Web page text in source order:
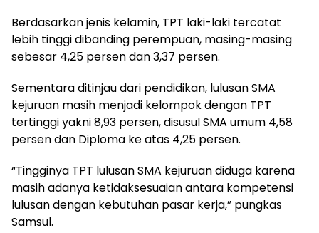
Berdasarkan jenis kelamin, TPT laki-laki tercatat
lebih tinggi dibanding perempuan, masing-masing
sebesar 4,25 persen dan 3,37 persen.
Sementara ditinjau dari pendidikan, lulusan SMA
kejuruan masih menjadi kelompok dengan TPT
tertinggi yakni 8,93 persen, disusul SMA umum 4,58
persen dan Diploma ke atas 4,25 persen.
“Tingginya TPT lulusan SMA kejuruan diduga karena
masih adanya ketidaksesuaian antara kompetensi
lulusan dengan kebutuhan pasar kerja,” pungkas
Samsul.